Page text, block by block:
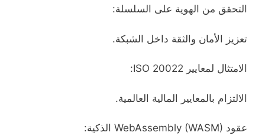
التحقق من الهوية على السلسلة:
تعزيز الأمان والثقة داخل الشبكة.
الامتثال لمعايير ISO 20022:
الالتزام بالمعايير المالية العالمية.
عقود WebAssembly (WASM) الذكية: